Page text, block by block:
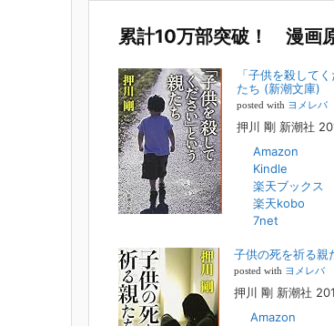
しても私個人としても大変な名誉です。h
若年層の子供の問題
2022年8月26日
『「子供を殺してください」という親た
で、10代の対象者をテーマにした回、「
する親たち」をお送りしていました。こ
ミックバンチWebで読むことができます
FBS福岡放送『目撃者f』出演情
本日（日曜）深夜1時25分～FBS福岡放
（株）トキワ精神保健事務所 所長 押川
ドキュメンタリーが放送されます。「俺
ワモテ“説得屋”の生き様～」続きを
ブ
累計10万部突破！ 漫画
「子供を殺して
たち (新潮文庫)
posted with ヨメレバ
押川 剛 新潮社
Amazon
Kindle
楽天ブックス
楽天kobo
7net
子供の死を祈る親
posted with ヨメレバ
押川 剛 新潮社
Amazon